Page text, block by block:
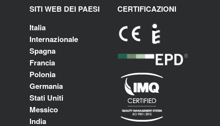
SITI WEB DEI PAESI
Italia
Internazionale
Spagna
Francia
Polonia
Germania
Stati Uniti
Messico
India
CERTIFICAZIONI